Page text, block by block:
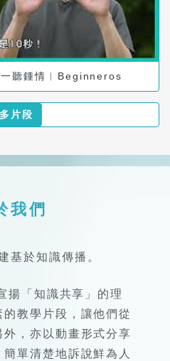
聽鍾情︱Beginneros
片段
我們
基於知識傳播。
「知識共享」的理
教學片段，讓他們從
，亦以動畫形式分享
單清楚地訴說鮮為人